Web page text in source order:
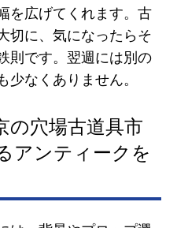
を広げてくれます。古
切に、気になったらそ
則です。翌週には別の
少なくありません。
の穴場古道具市
アンティークを